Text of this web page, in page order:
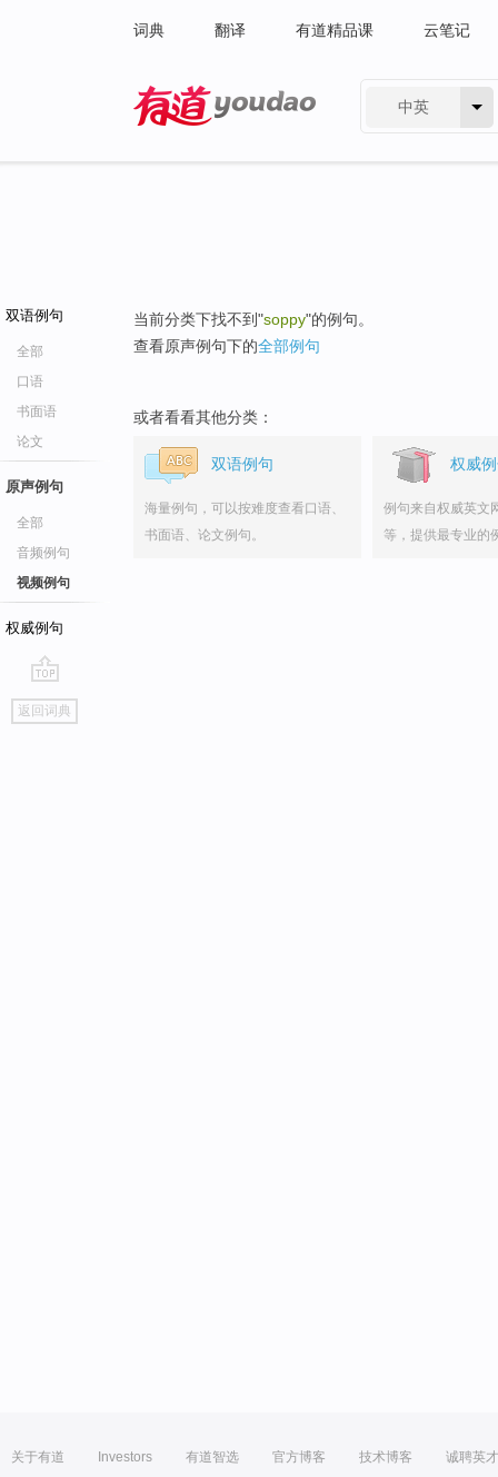
词典 翻译 有道精品课 云笔记
中英
双语例句
全部
口语
书面语
论文
原声例句
全部
音频例句
视频例句
权威例句
go
top
返回词典
当前分类下找不到"soppy"的例句。
查看原声例句下的全部例句
或者看看其他分类：
双语例句
海量例句，可以按难度查看口语、
书面语、论文例句。
权威
例句来自权威英文
等，提供最专业的
关于有道 Investors 有道智选 官方博客 技术博客 诚聘英才